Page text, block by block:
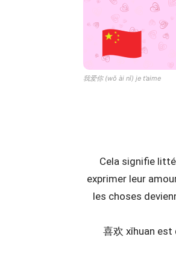
我爱你 (wǒ ài nǐ) je t’aime
Cela signifie
exprimer leur
les choses
喜欢 xǐhuan est